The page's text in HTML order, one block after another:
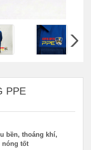
PPE
bền, thoáng khí,
nóng tốt